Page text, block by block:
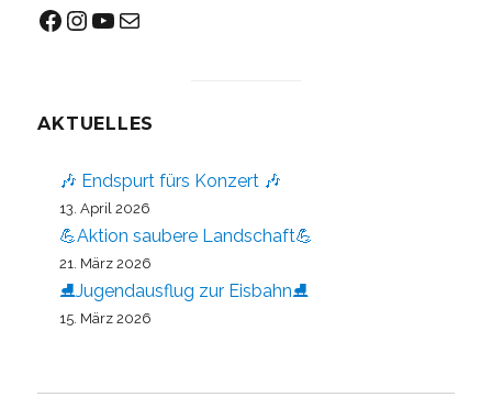
Facebook
Instagram
YouTube
Mail
AKTUELLES
🎶 Endspurt fürs Konzert 🎶
13. April 2026
💪Aktion saubere Landschaft💪
21. März 2026
⛸️Jugendausflug zur Eisbahn⛸️
15. März 2026